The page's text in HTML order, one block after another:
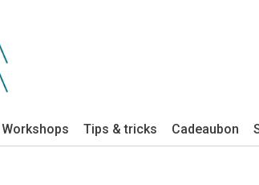
Workshops Tips & tricks Cadeaubon